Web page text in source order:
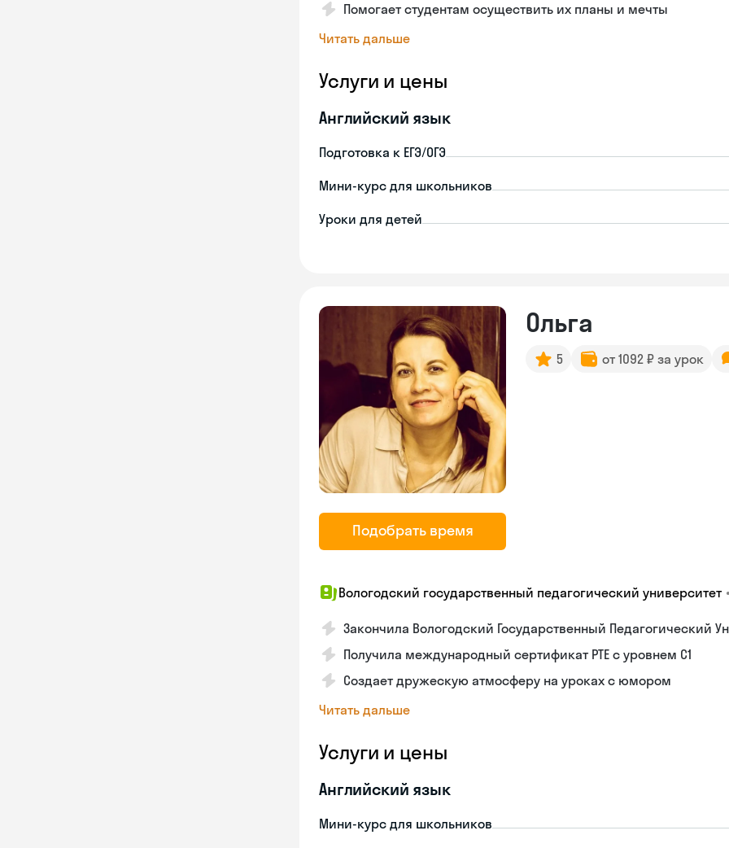
Помогает студентам осуществить их планы и мечты
Читать дальше
Услуги и цены
Английский язык
Подготовка к ЕГЭ/ОГЭ
Мини-курс для школьников
Уроки для детей
Подобрать время
Ольга
5 от 1092 ₽ за урок
Вологодский государственный педагогический университет
Закончила Вологодский Государственный Педагогический
Получила международный сертификат PTE с уровнем C1
Создает дружескую атмосферу на уроках с юмором
Читать дальше
Услуги и цены
Английский язык
Мини-курс для школьников